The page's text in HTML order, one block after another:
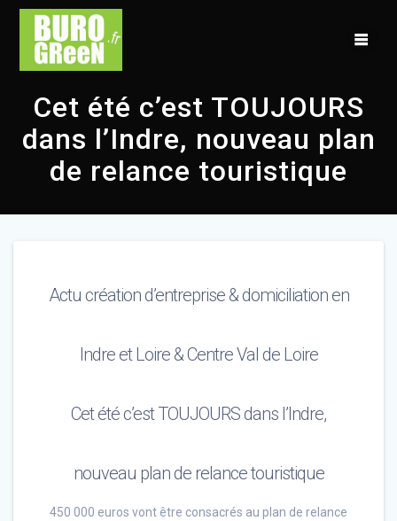
Cet été c’est TOUJOURS
dans l’Indre, nouveau plan
de relance touristique
Actu création d’entreprise & domiciliation en
Indre et Loire & Centre Val de Loire
Cet été c’est TOUJOURS dans l’Indre,
nouveau plan de relance touristique
450 000 euros vont être consacrés au plan de relance